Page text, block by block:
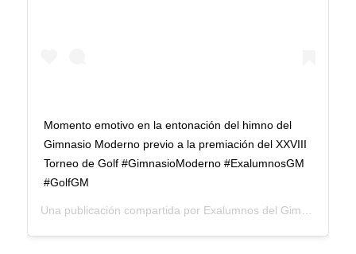
Momento emotivo en la entonación del himno del
Gimnasio Moderno previo a la premiación del XXVIII
Torneo de Golf #GimnasioModerno #ExalumnosGM
#GolfGM
Una publicación compartida por Exalumnos del Gimnasio Moderno